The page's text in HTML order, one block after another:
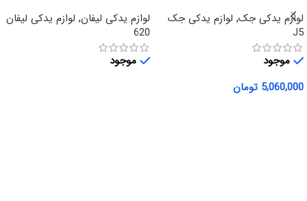
لوازم یدکی جک, لوازم یدکی جک
J5
موجود
5,060,000 تومان
لوازم یدکی لیفان, لوازم یدکی لیفان
620
موجود